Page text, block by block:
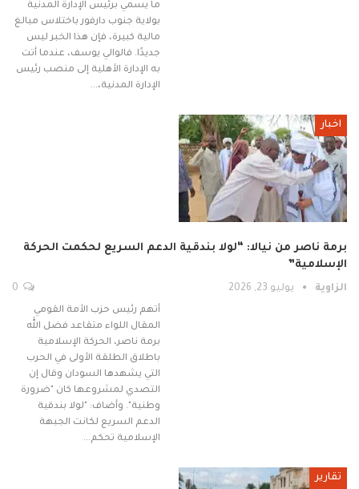
ما يسمي برئيس الإدارة المدنية
بولاية جنوب دارفور باختلاس مبالغ
مالية كبيرة، فإن هذا الخبر ليس
جديدًا. فالوالي يوسف، عندما أتت
به الإدارة الأهلية إلى منصب رئيس
الإدارة المدنية،…
اخبار
برمة ناصر من نيالا: “لولا بندقية الدعم السريع لحكمت الحركة
الإسلامية”
الزاوية يوليو 23, 2026
أتهم رئيس حزب الأمة القومي
المقال اللواء متقاعد فضل الله
برمة ناصر، الحركة الإسلامية
باطلاق الطلقة الأولى في الحرب
التي يشهدها السودان وقال إن
التصدي لمشروعها كان "ضرورة
وطنية". وأضاف: "لولا بندقية
الدعم السريع لكانت الجبهة
الإسلامية تحكم…
تقارير